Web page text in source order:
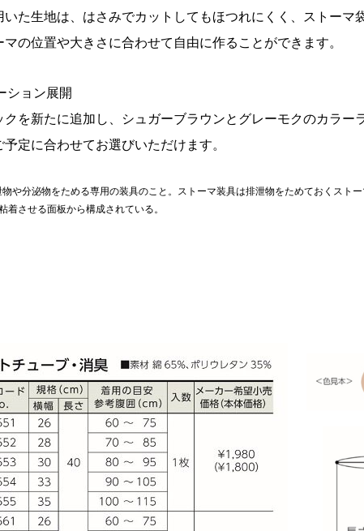
た生地は、はさみでカットしてもほつれにくく、ストーマ
の位置や大きさに合わせて自由に作ることができます。
ョン展開
を新たに追加し、シュガーブラウンとグレーモクのカラー
定に合わせてお選びいただけます。
や分泌物をためる専用の装具のこと。ストーマ装具は排泄物をためておくスト
させる面板から構成されている。